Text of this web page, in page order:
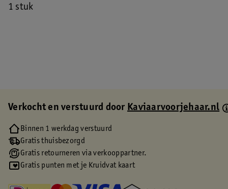
1 stuk
Verkocht en verstuurd doorKaviaarvoorjehaar.nl
Binnen 1 werkdag verstuurd
Gratis thuisbezorgd
Gratis retourneren via verkooppartner.
Gratis punten met je Kruidvat kaart